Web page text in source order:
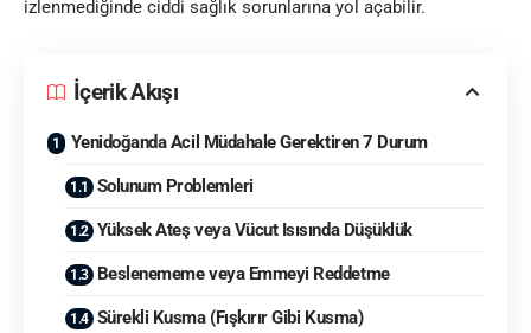
izlenmediğinde ciddi sağlık sorunlarına yol açabilir.
İçerik Akışı
Yenidoğanda Acil Müdahale Gerektiren 7 Durum
Solunum Problemleri
Yüksek Ateş veya Vücut Isısında Düşüklük
Beslenememe veya Emmeyi Reddetme
Sürekli Kusma (Fışkırır Gibi Kusma)